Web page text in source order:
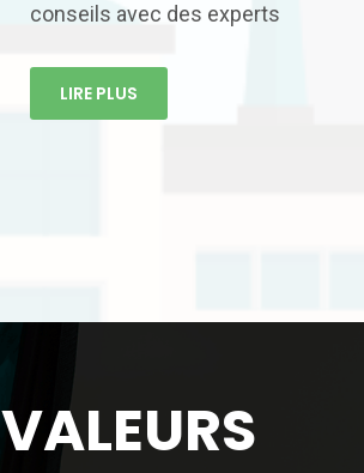
conseils avec des experts
LIRE PLUS
VALEURS